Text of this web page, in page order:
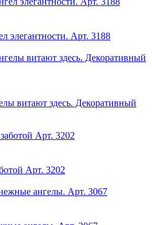
элегантности. Арт. 3188
витают здесь. Декоративный
Арт. 3202